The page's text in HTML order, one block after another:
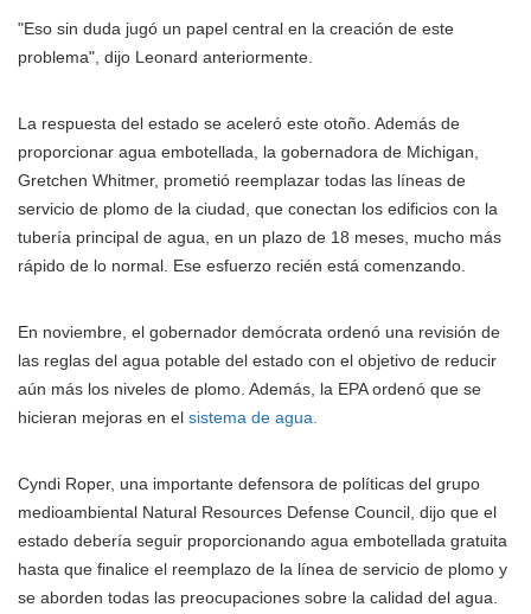
"Eso sin duda jugó un papel central en la creación de este
problema", dijo Leonard anteriormente.
La respuesta del estado se aceleró este otoño. Además de
proporcionar agua embotellada, la gobernadora de Michigan,
Gretchen Whitmer, prometió reemplazar todas las líneas de
servicio de plomo de la ciudad, que conectan los edificios con la
tubería principal de agua, en un plazo de 18 meses, mucho más
rápido de lo normal. Ese esfuerzo recién está comenzando.
En noviembre, el gobernador demócrata ordenó una revisión de
las reglas del agua potable del estado con el objetivo de reducir
aún más los niveles de plomo. Además, la EPA ordenó que se
hicieran mejoras en el sistema de agua.
Cyndi Roper, una importante defensora de políticas del grupo
medioambiental Natural Resources Defense Council, dijo que el
estado debería seguir proporcionando agua embotellada gratuita
hasta que finalice el reemplazo de la línea de servicio de plomo y
se aborden todas las preocupaciones sobre la calidad del agua.